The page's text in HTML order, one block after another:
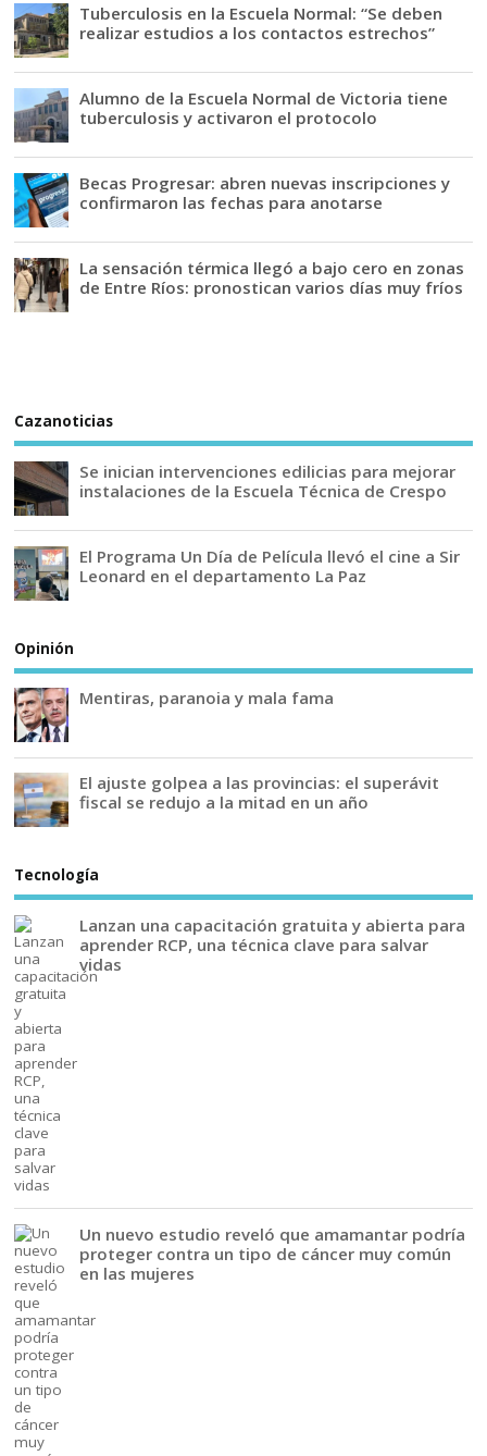
Tuberculosis en la Escuela Normal: “Se deben
realizar estudios a los contactos estrechos”
Alumno de la Escuela Normal de Victoria tiene
tuberculosis y activaron el protocolo
Becas Progresar: abren nuevas inscripciones y
confirmaron las fechas para anotarse
La sensación térmica llegó a bajo cero en zonas
de Entre Ríos: pronostican varios días muy fríos
Cazanoticias
Se inician intervenciones edilicias para mejorar
instalaciones de la Escuela Técnica de Crespo
El Programa Un Día de Película llevó el cine a Sir
Leonard en el departamento La Paz
Opinión
Mentiras, paranoia y mala fama
El ajuste golpea a las provincias: el superávit
fiscal se redujo a la mitad en un año
Tecnología
Lanzan una capacitación gratuita y abierta para
aprender RCP, una técnica clave para salvar
vidas
Un nuevo estudio reveló que amamantar podría
proteger contra un tipo de cáncer muy común
en las mujeres